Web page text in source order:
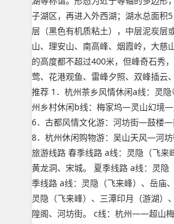
子湖区，再进入外西湖；湖水总面积
层（黑色有机质粘土），中层泥炭层
山、理安山、南高峰、烟霞岭，大慈
的高度都不超过400米，但峰奇石秀
莺、花港观鱼、雷峰夕照、双峰插云
推荐 1．杭州茶乡风情休闲a线：灵
州乡村休闲b线：梅家坞—灵山幻境
6．古都风情文化游：河坊街—鼓楼
8．杭州休闲购物游：吴山天风—河
旅游线路 春季线路 a线：灵隐（飞来
黄龙洞、宋城。 夏季线路 a线：灵
季线路 a线：灵隐（飞来峰）、岳庙
灵隐（飞来峰）、三潭印月（游湖）
隍阁、河坊街。 c线：杭州——超山梅